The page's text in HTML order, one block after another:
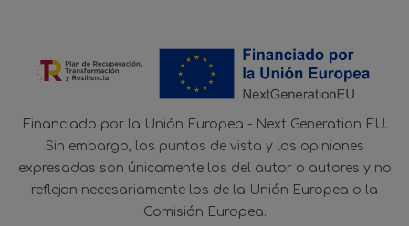
Financiado por la Unión Europea - Next Generation EU.
Sin embargo, los puntos de vista y las opiniones
expresadas son únicamente los del autor o autores y no
reflejan necesariamente los de la Unión Europea o la
Comisión Europea.